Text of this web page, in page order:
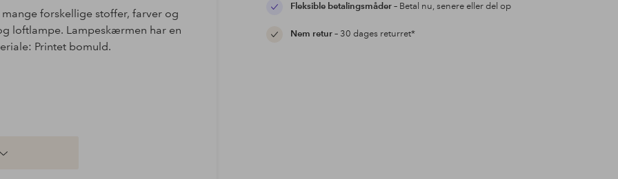
Fleksible betalingsmåder– Betal nu, senere eller del op
Nem retur– 30 dages returret*
forskellige stoffer, farver og
loftlampe. Lampeskærmen har en
Printet bomuld.